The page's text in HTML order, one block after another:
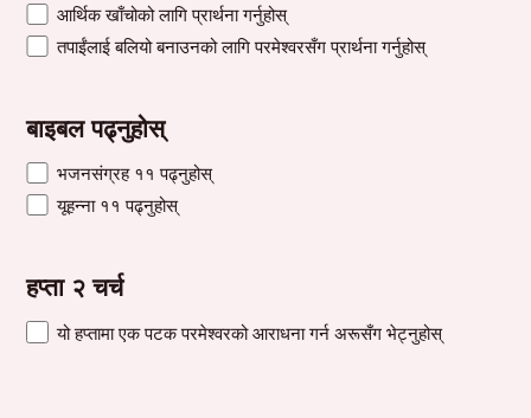
आर्थिक खाँचोको लागि प्रार्थना गर्नुहोस्
तपाईंलाई बलियो बनाउनको लागि परमेश्वरसँग प्रार्थना गर्नुहोस्
बाइबल पढ्नुहोस्
भजनसंग्रह ११ पढ्नुहोस्
यूहन्ना ११ पढ्नुहोस्
हप्ता २ चर्च
यो हप्तामा एक पटक परमेश्वरको आराधना गर्न अरूसँग भेट्नुहोस्